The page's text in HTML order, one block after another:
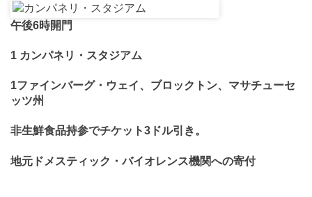
午後6時開門
1 カンパネリ・スタジアム
1ファインバーグ・ウェイ、ブロックトン、マサチューセ
ッツ州
非生鮮食品持参でチケット3ドル引き。
地元ドメスティック・バイオレンス機関への寄付